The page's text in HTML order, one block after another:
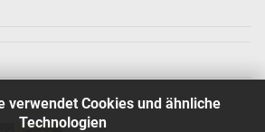
verwendet Cookies und ähnliche
Technologien